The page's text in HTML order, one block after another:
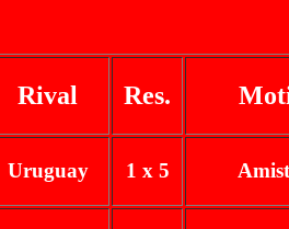
Rival Res.
Uruguay 1 x 5